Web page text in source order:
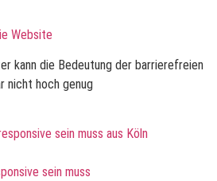
Website
kann die Bedeutung der barrierefreien
nicht hoch genug
sein muss